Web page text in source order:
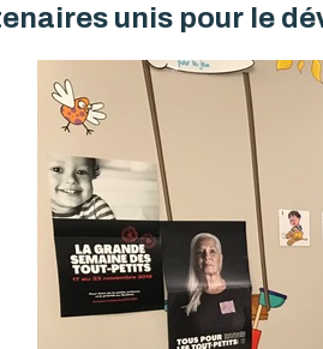
unis pour le